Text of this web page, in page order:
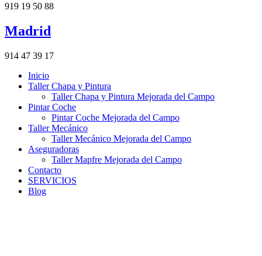
919 19 50 88
Madrid
914 47 39 17
Inicio
Taller Chapa y Pintura
Taller Chapa y Pintura Mejorada del Campo
Pintar Coche
Pintar Coche Mejorada del Campo
Taller Mecánico
Taller Mecánico Mejorada del Campo
Aseguradoras
Taller Mapfre Mejorada del Campo
Contacto
SERVICIOS
Blog